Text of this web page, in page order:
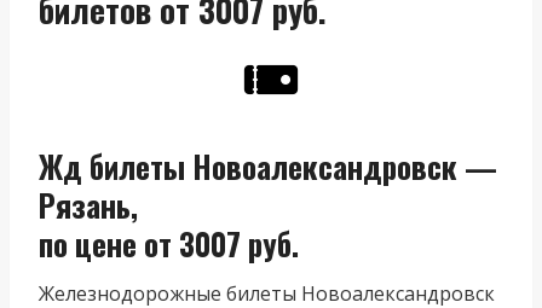
билетов от 3007 руб.
Жд билеты Новоалександровск —
Рязань,
по цене от 3007 руб.
Железнодорожные билеты Новоалександровск